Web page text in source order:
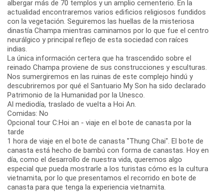
albergar más de 70 templos y un amplio cementerio. En la
actualidad encontraremos varios edificios religiosos fundidos
con la vegetación. Seguiremos las huellas de la misteriosa
dinastía Champa mientras caminamos por lo que fue el centro
neurálgico y principal reflejo de esta sociedad con raíces
indias.
La única información certera que ha trascendido sobre el
reinado Champa proviene de sus construcciones y esculturas.
Nos sumergiremos en las ruinas de este complejo hindú y
descubriremos por qué el Santuario My Son ha sido declarado
Patrimonio de la Humanidad por la Unesco.
Al mediodía, traslado de vuelta a Hoi An.
Comidas: No
Opcional tour C:Hoi an - viaje en el bote de canasta por la
tarde
1 hora de viaje en el bote de canasta "Thung Chai". El bote de
canasta está hecho de bambú con forma de canastas. Hoy en
día, como el desarrollo de nuestra vida, queremos algo
especial que pueda mostrarle a los turistas cómo es la cultura
vietnamita, por lo que presentamos el recorrido en bote de
canasta para que tenga la experiencia vietnamita.